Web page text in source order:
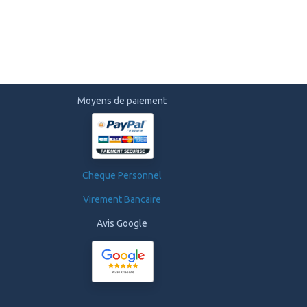
Moyens de paiement
Cheque Personnel
Virement Bancaire
Avis Google